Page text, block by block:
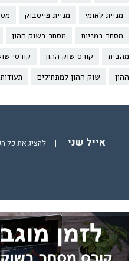
מניית לאומי
מניית פייסבוק
מסחר במניות
מסחר בשוק ההון
מהבית
קורס שוק ההון קורסי
ההון
שוק ההון למתחילים
אייל שני | להציג את כל